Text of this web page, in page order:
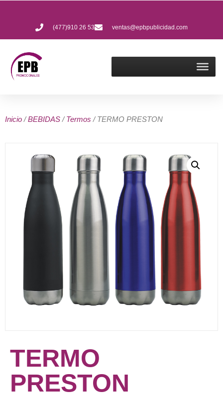
(477)910 26 53 ventas@epbpublicidad.com
Inicio /BEBIDAS /Termos / TERMO PRESTON
TERMO
PRESTON